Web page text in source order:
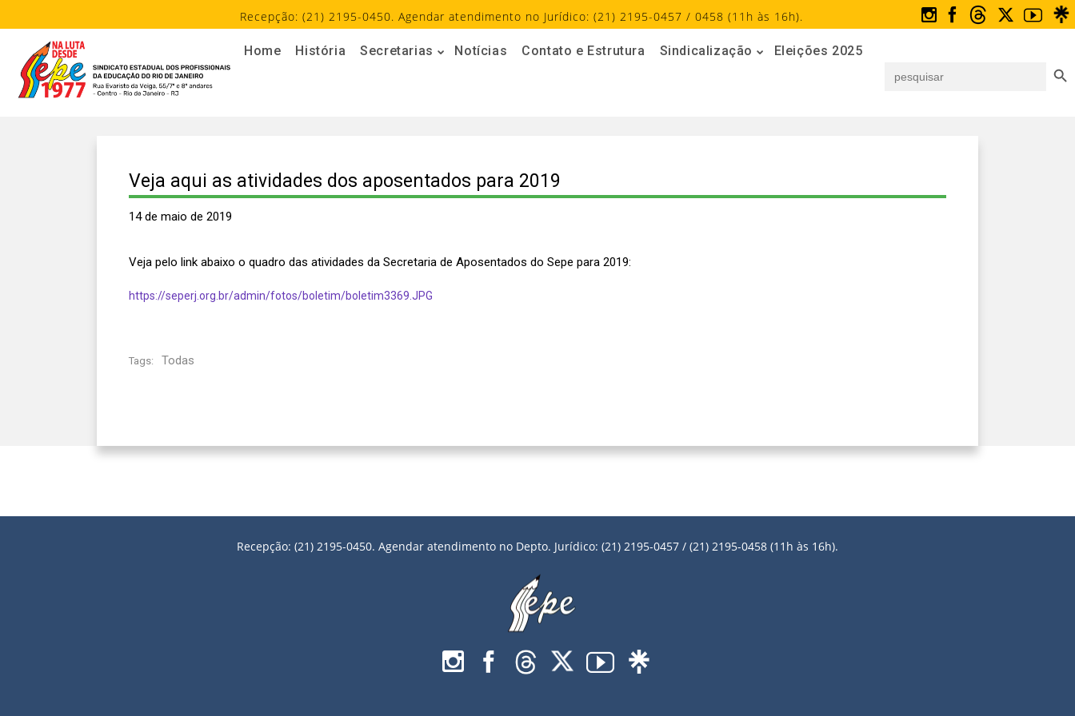
Recepção: (21) 2195-0450. Agendar atendimento no Jurídico: (21) 2195-0457 / 0458 (11h às 16h).
Home História Secretarias Notícias Contato e Estrutura Sindicalização
Eleições 2025
for:
Veja aqui as atividades dos aposentados para 2019
14 de maio de 2019
Veja pelo link abaixo o quadro das atividades da Secretaria de Aposentados do Sepe para 2019:
https://seperj.org.br/admin/fotos/boletim/boletim3369.JPG
Tags: Todas
Recepção: (21) 2195-0450. Agendar atendimento no Depto. Jurídico: (21) 2195-0457 / (21) 2195-0458 (11h às 16h).